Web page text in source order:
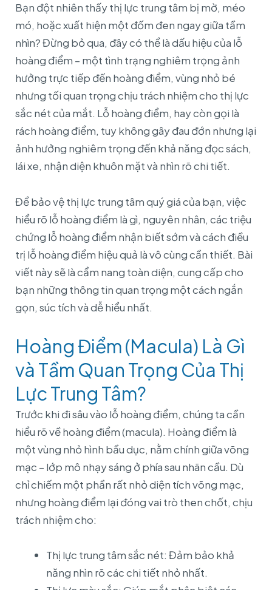
Bạn đột nhiên thấy thị lực trung tâm bị mờ, méo
mó, hoặc xuất hiện một đốm đen ngay giữa tầm
nhìn? Đừng bỏ qua, đây có thể là dấu hiệu của lỗ
hoàng điểm – một tình trạng nghiêm trọng ảnh
hưởng trực tiếp đến hoàng điểm, vùng nhỏ bé
nhưng tối quan trọng chịu trách nhiệm cho thị lực
sắc nét của mắt. Lỗ hoàng điểm, hay còn gọi là
rách hoàng điểm, tuy không gây đau đớn nhưng lại
ảnh hưởng nghiêm trọng đến khả năng đọc sách,
lái xe, nhận diện khuôn mặt và nhìn rõ chi tiết.
Để bảo vệ thị lực trung tâm quý giá của bạn, việc
hiểu rõ lỗ hoàng điểm là gì, nguyên nhân, các triệu
chứng lỗ hoàng điểm nhận biết sớm và cách điều
trị lỗ hoàng điểm hiệu quả là vô cùng cần thiết. Bài
viết này sẽ là cẩm nang toàn diện, cung cấp cho
bạn những thông tin quan trọng một cách ngắn
gọn, súc tích và dễ hiểu nhất.
Hoàng Điểm (Macula) Là Gì
và Tầm Quan Trọng Của Thị
Lực Trung Tâm?
Trước khi đi sâu vào lỗ hoàng điểm, chúng ta cần
hiểu rõ về hoàng điểm (macula). Hoàng điểm là
một vùng nhỏ hình bầu dục, nằm chính giữa võng
mạc – lớp mô nhạy sáng ở phía sau nhãn cầu. Dù
chỉ chiếm một phần rất nhỏ diện tích võng mạc,
nhưng hoàng điểm lại đóng vai trò then chốt, chịu
trách nhiệm cho:
Thị lực trung tâm sắc nét: Đảm bảo khả
năng nhìn rõ các chi tiết nhỏ nhất.